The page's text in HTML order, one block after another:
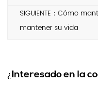
SIGUIENTE：Cómo
mantener su vida
¿Interesado en la